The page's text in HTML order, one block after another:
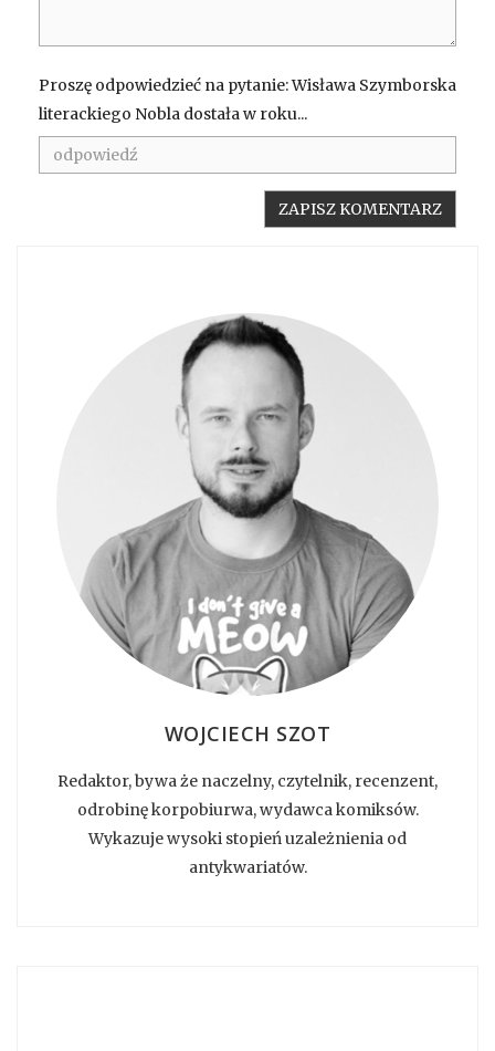
Proszę odpowiedzieć na pytanie: Wisława Szymborska
literackiego Nobla dostała w roku...
WOJCIECH SZOT
Redaktor, bywa że naczelny, czytelnik, recenzent,
odrobinę korpobiurwa, wydawca komiksów.
Wykazuje wysoki stopień uzależnienia od
antykwariatów.